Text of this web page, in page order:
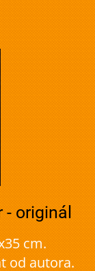
originál
cm.
od autora.